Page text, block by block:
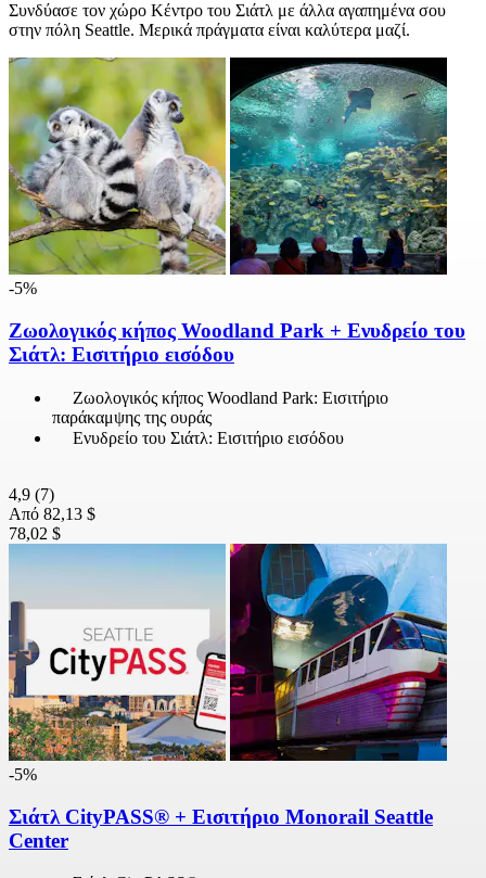
Συνδύασε τον χώρο Κέντρο του Σιάτλ με άλλα αγαπημένα σου
στην πόλη Seattle. Μερικά πράγματα είναι καλύτερα μαζί.
-5%
Ζωολογικός κήπος Woodland Park + Ενυδρείο του
Σιάτλ: Εισιτήριο εισόδου
Ζωολογικός κήπος Woodland Park: Εισιτήριο
παράκαμψης της ουράς
Ενυδρείο του Σιάτλ: Εισιτήριο εισόδου
4,9 (7)
Από 82,13 $
78,02 $
-5%
Σιάτλ CityPASS® + Εισιτήριο Monorail Seattle
Center